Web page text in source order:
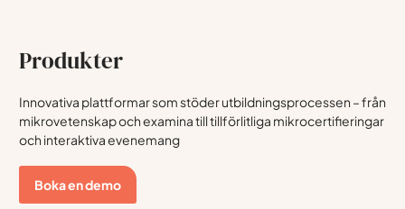
Produkter
Innovativa plattformar som stöder utbildningsprocessen – från
mikrovetenskap och examina till tillförlitliga mikrocertifieringar
och interaktiva evenemang
Boka en demo